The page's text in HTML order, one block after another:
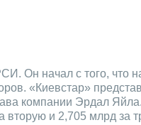
Он начал с того, что
«Киевстар»
компании Эрдал
вторую и 2,705 млрд